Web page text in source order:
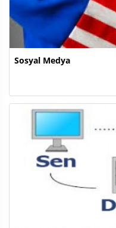
Sosyal Medya